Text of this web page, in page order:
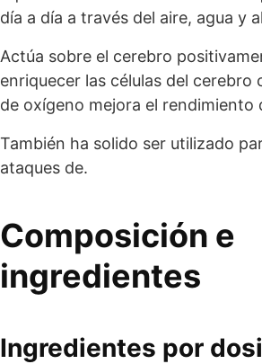
día a día a través del aire, agua y
Actúa sobre el cerebro
enriquecer las células del cerebro
de oxígeno mejora el rendimiento
También ha solido ser utilizado
ataques de.
Composición e
ingredientes
Ingredientes por